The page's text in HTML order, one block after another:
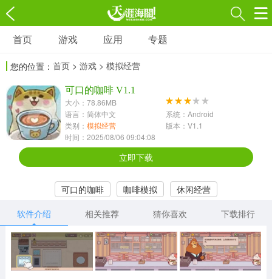
游戏
3697款应用
1597款应用
休闲益智
13387款应用
2196款应用
1072款应用
418款应用
568款应用
音乐舞蹈
269款应用
2716款应用
515款应用
首页 游戏 应用 专题
您的位置： 首页 > 游戏 > 模拟经营
可口的咖啡 V1.1
大小：78.86MB
语言：简体中文
系统：Android
类别： 模拟经营
版本：V1.1
时间：2025/08/06 09:04:08
立即下载
可口的咖啡 咖啡模拟
休闲经营
软件介绍
相关推荐 猜你喜欢 下载排行